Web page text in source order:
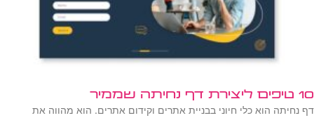
10 טיפים ליצירת דף נחיתה שממיר
דף נחיתה הוא כלי חיוני בבניית אתרים וקידום אתרים. הוא מהווה את